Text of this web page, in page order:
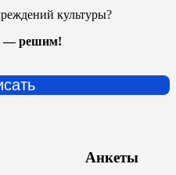
культуры?
— решим!
Анкеты